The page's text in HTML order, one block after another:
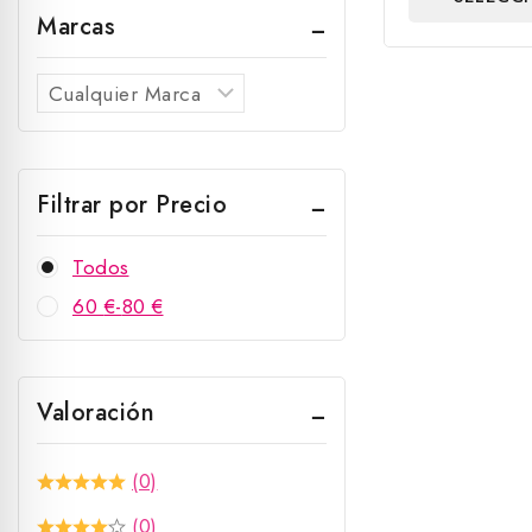
Marcas
Filtrar por Precio
Todos
60€-80€
Valoración
(0)